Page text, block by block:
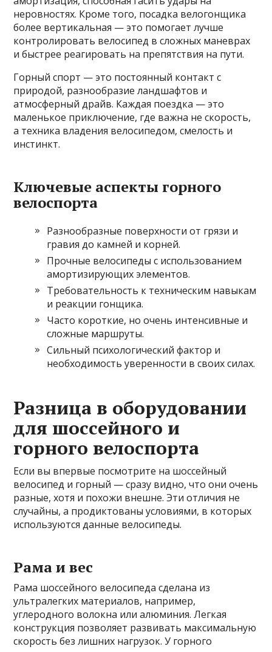
неровностях. Кроме того, посадка велогонщика
более вертикальная — это помогает лучше
контролировать велосипед в сложных маневрах
и быстрее реагировать на препятствия на пути.
Горный спорт — это постоянный контакт с
природой, разнообразие ландшафтов и
атмосферный драйв. Каждая поездка — это
маленькое приключение, где важна не скорость,
а техника владения велосипедом, смелость и
инстинкт.
Ключевые аспекты горного
велоспорта
Разнообразные поверхности от грязи и
гравия до камней и корней.
Прочные велосипеды с использованием
амортизирующих элементов.
Требовательность к техническим навыкам
и реакции гонщика.
Часто короткие, но очень интенсивные и
сложные маршруты.
Сильный психологический фактор и
необходимость уверенности в своих силах.
Разница в оборудовании
для шоссейного и
горного велоспорта
Если вы впервые посмотрите на шоссейный
велосипед и горный — сразу видно, что они очень
разные, хотя и похожи внешне. Эти отличия не
случайны, а продиктованы условиями, в которых
используются данные велосипеды.
Рама и вес
Рама шоссейного велосипеда сделана из
ультралегких материалов, например,
углеродного волокна или алюминия. Легкая
конструкция позволяет развивать максимальную
скорость без лишних нагрузок. У горного